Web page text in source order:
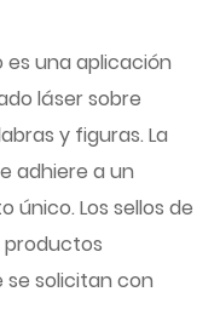
es una aplicación
láser sobre
y figuras. La
adhiere a un
Los sellos de
productos
se solicitan con